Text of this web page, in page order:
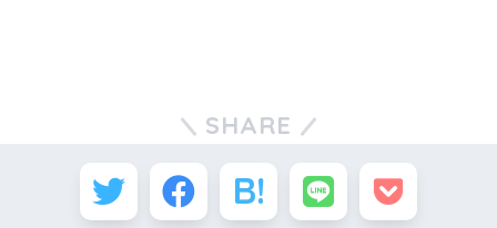
SHARE